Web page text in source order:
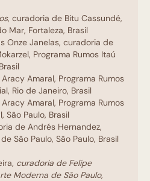
, curadoria de Bitu Cassundé,
Mar, Fortaleza, Brasil
Onze Janelas, curadoria de
Programa Rumos Itaú
Amaral, Programa Rumos
Rio de Janeiro, Brasil
Amaral, Programa Rumos
São Paulo, Brasil
de Andrés Hernandez,
São Paulo, São Paulo, Brasil
, curadoria de Felipe
Moderna de São Paulo,